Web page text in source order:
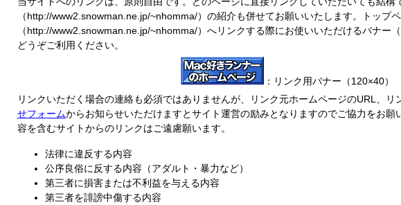
（http://www2.snowman.ne.jp/~nhomma/）の紹介も併せてお願いいたします。トップ
（http://www2.snowman.ne.jp/~nhomma/）へリンクする際にお使いいただけるバナー
どうぞご利用ください。
：リンク用バナー（120×40）
リンクいただく場合の連絡も必須ではありませんが、リンク元ホームページのURL、リ
せフォームからお知らせいただけますとサイト運営の励みとなりますのでご協力をお願
容を含むサイトからのリンクはご遠慮願います。
法律に違反する内容
公序良俗に反する内容（アダルト・暴力など）
第三者に損害または不利益を与える内容
第三者を誹謗中傷する内容